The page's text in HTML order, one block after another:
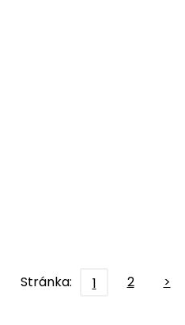
Stránka: 1 2 >